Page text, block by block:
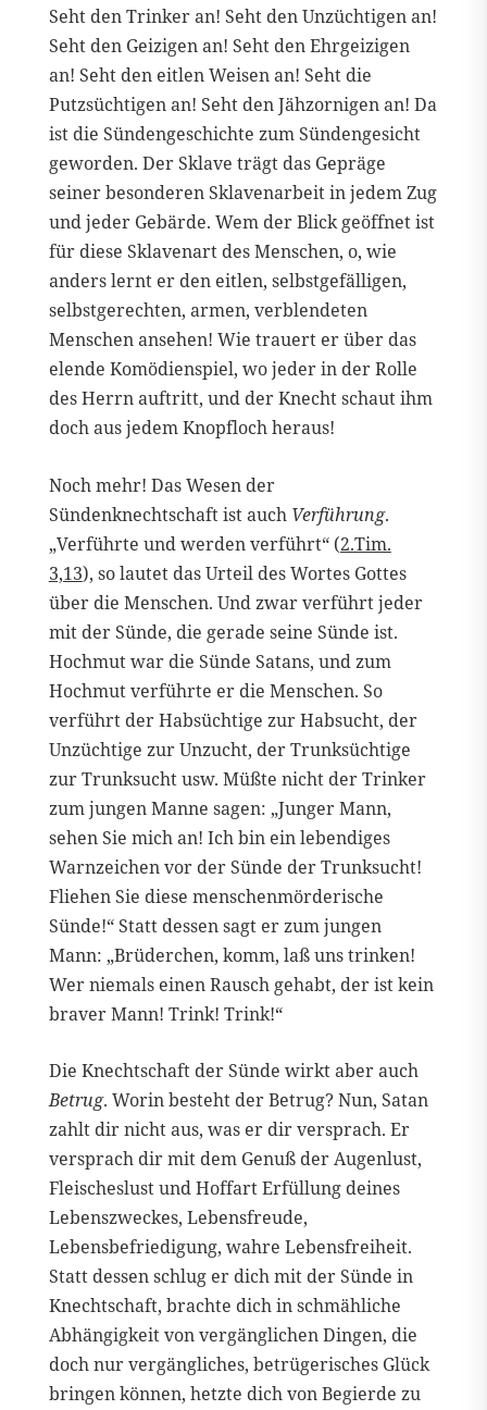
Seht den Trinker an! Seht den Unzüchtigen an!
Seht den Geizigen an! Seht den Ehrgeizigen
an! Seht den eitlen Weisen an! Seht die
Putzsüchtigen an! Seht den Jähzornigen an! Da
ist die Sündengeschichte zum Sündengesicht
geworden. Der Sklave trägt das Gepräge
seiner besonderen Sklavenarbeit in jedem Zug
und jeder Gebärde. Wem der Blick geöffnet ist
für diese Sklavenart des Menschen, o, wie
anders lernt er den eitlen, selbstgefälligen,
selbstgerechten, armen, verblendeten
Menschen ansehen! Wie trauert er über das
elende Komödienspiel, wo jeder in der Rolle
des Herrn auftritt, und der Knecht schaut ihm
doch aus jedem Knopfloch heraus!
Noch mehr! Das Wesen der
Sündenknechtschaft ist auch Verführung.
„Verführte und werden verführt“ (2.Tim.
3,13), so lautet das Urteil des Wortes Gottes
über die Menschen. Und zwar verführt jeder
mit der Sünde, die gerade seine Sünde ist.
Hochmut war die Sünde Satans, und zum
Hochmut verführte er die Menschen. So
verführt der Habsüchtige zur Habsucht, der
Unzüchtige zur Unzucht, der Trunksüchtige
zur Trunksucht usw. Müßte nicht der Trinker
zum jungen Manne sagen: „Junger Mann,
sehen Sie mich an! Ich bin ein lebendiges
Warnzeichen vor der Sünde der Trunksucht!
Fliehen Sie diese menschenmörderische
Sünde!“ Statt dessen sagt er zum jungen
Mann: „Brüderchen, komm, laß uns trinken!
Wer niemals einen Rausch gehabt, der ist kein
braver Mann! Trink! Trink!“
Die Knechtschaft der Sünde wirkt aber auch
Betrug. Worin besteht der Betrug? Nun, Satan
zahlt dir nicht aus, was er dir versprach. Er
versprach dir mit dem Genuß der Augenlust,
Fleischeslust und Hoffart Erfüllung deines
Lebenszweckes, Lebensfreude,
Lebensbefriedigung, wahre Lebensfreiheit.
Statt dessen schlug er dich mit der Sünde in
Knechtschaft, brachte dich in schmähliche
Abhängigkeit von vergänglichen Dingen, die
doch nur vergängliches, betrügerisches Glück
bringen können, hetzte dich von Begierde zu